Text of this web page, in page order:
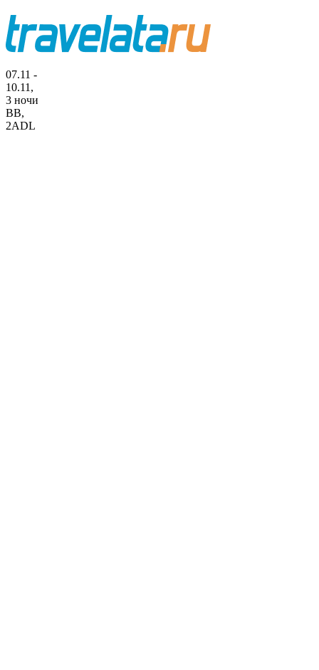
07.11 -
10.11,
3 ночи
BB,
2ADL